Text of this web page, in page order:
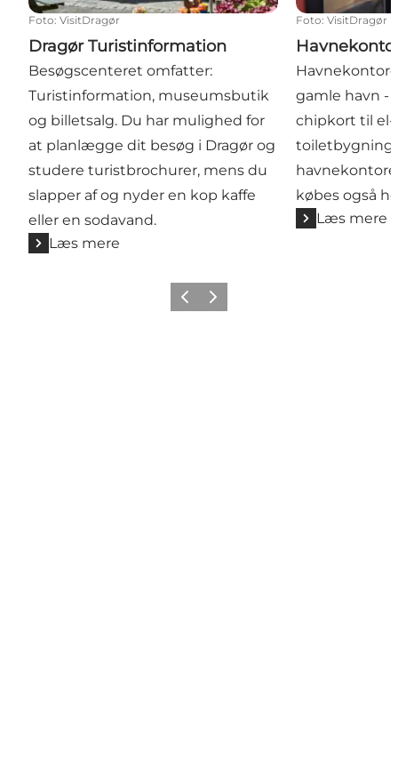
Foto: VisitDragør
Dragør Turistinformation
Besøgscenteret omfatter:
Turistinformation, museumsbutik
og billetsalg. Du har mulighed for
at planlægge dit besøg i Dragør og
studere turistbrochurer, mens du
slapper af og nyder en kop kaffe
eller en sodavand.
Læs mere
Foto: VisitDragør
gamle havn -
chipkort til
købes også
Læs mere
Forrige billede
Næste billede